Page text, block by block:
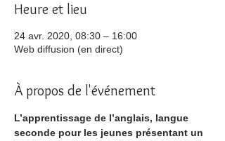
Heure et lieu
24 avr. 2020, 08:30 – 16:00
Web diffusion (en direct)
À propos de l'événement
L’apprentissage de l’anglais, langue
seconde pour les jeunes présentant un